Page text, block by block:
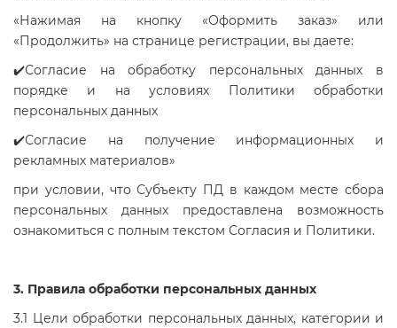
«Нажимая на кнопку «Оформить заказ» или
«Продолжить» на странице регистрации, вы даете:
✔️Согласие на обработку персональных данных в
порядке и на условиях Политики обработки
персональных данных
✔️Согласие на получение информационных и
рекламных материалов»
при условии, что Субъекту ПД в каждом месте сбора
персональных данных предоставлена возможность
ознакомиться с полным текстом Согласия и Политики.
3. Правила обработки персональных данных
3.1 Цели обработки персональных данных, категории и